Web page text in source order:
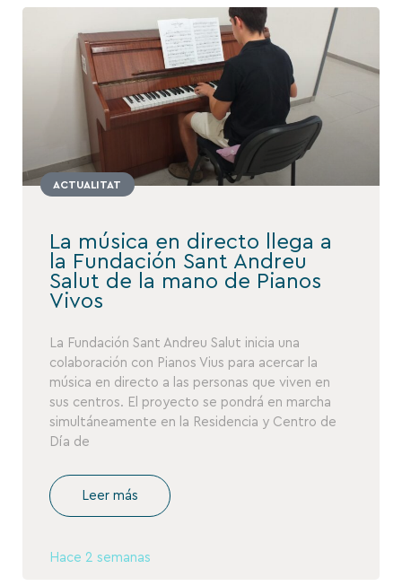
ACTUALITAT
La música en directo llega a
la Fundación Sant Andreu
Salut de la mano de Pianos
Vivos
La Fundación Sant Andreu Salut inicia una
colaboración con Pianos Vius para acercar la
música en directo a las personas que viven en
sus centros. El proyecto se pondrá en marcha
simultáneamente en la Residencia y Centro de
Día de
Leer más
Hace 2 semanas